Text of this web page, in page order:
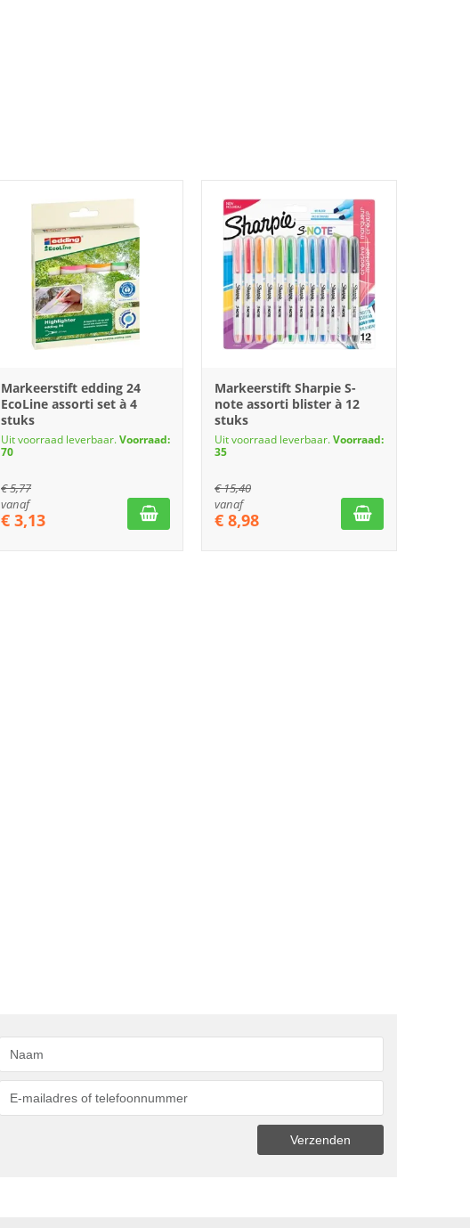
Markeerstift edding 24
EcoLine assorti set à 4
stuks
Uit voorraad leverbaar.Voorraad:
70
€5,77
vanaf
€ 3,13
Markeerstift Sharpie S-
note assorti blister à 12
stuks
Uit voorraad leverbaar.Voorraad:
35
€15,40
vanaf
€ 8,98